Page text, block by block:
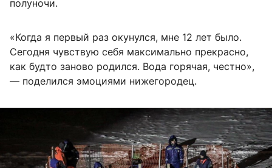
полуночи.
«Когда я первый раз окунулся, мне 12 лет было.
Сегодня чувствую себя максимально прекрасно,
как будто заново родился. Вода горячая, честно»,
— поделился эмоциями нижегородец.